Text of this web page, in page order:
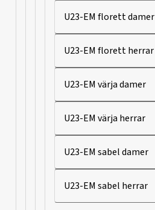
U23-EM florett damer
U23-EM florett herrar
U23-EM värja damer
U23-EM värja herrar
U23-EM sabel damer
U23-EM sabel herrar